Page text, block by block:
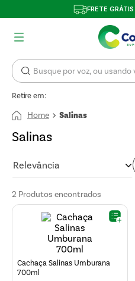
FRETE GRÁTIS
Retire em:
Salinas
Salinas
Relevância
2 Produtos
Cachaça Salinas Umburana
700ml